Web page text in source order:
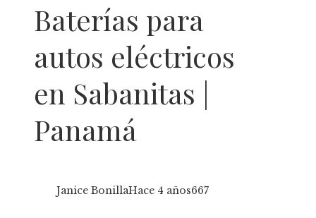
Baterías para
autos eléctricos
en Sabanitas |
Panamá
Janice BonillaHace 4 años667